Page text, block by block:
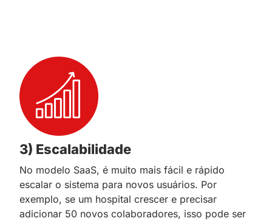
3) Escalabilidade
No modelo SaaS, é muito mais fácil e rápido
escalar o sistema para novos usuários. Por
exemplo, se um hospital crescer e precisar
adicionar 50 novos colaboradores, isso pode ser